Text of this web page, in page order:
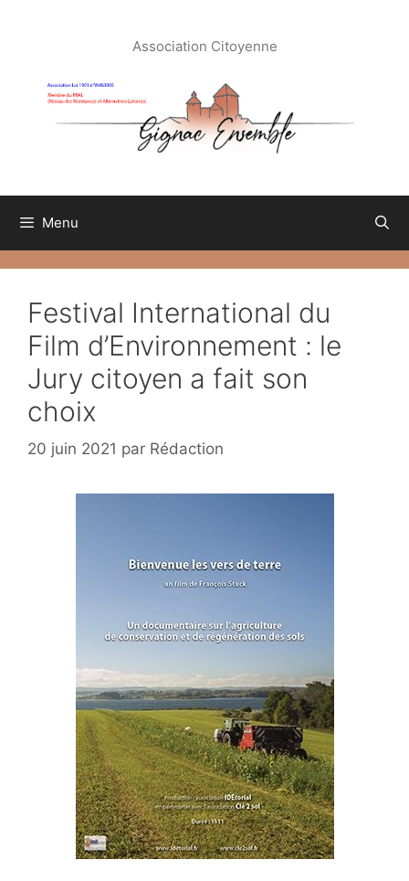
Association Citoyenne
Menu
Festival International du
Film d’Environnement : le
Jury citoyen a fait son
choix
20 juin 2021 par Rédaction